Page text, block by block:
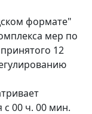
формате"
мер по
12
00 ч. 00 мин.